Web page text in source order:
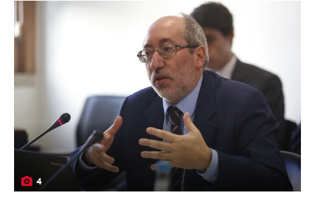
4